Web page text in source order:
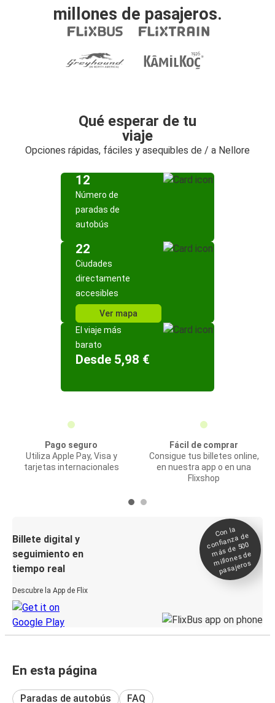
millones de pasajeros.
Qué esperar de tu
viaje
Opciones rápidas, fáciles y asequibles de / a Nellore
12
Número de
paradas de
autobús
22
Ciudades
directamente
accesibles
Ver mapa
El viaje más
barato
Desde 5,98 €
Pago seguro
Utiliza Apple Pay, Visa y
tarjetas internacionales
Fácil de comprar
Consigue tus billetes online,
en nuestra app o en una
Flixshop
Billete digital y
seguimiento en
tiempo real
Descubre la App de Flix
Con la
confianza de
más de 500
millones de
pasajeros
En esta página
Paradas de autobús FAQ